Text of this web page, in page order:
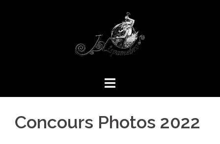
Concours Photos 2022